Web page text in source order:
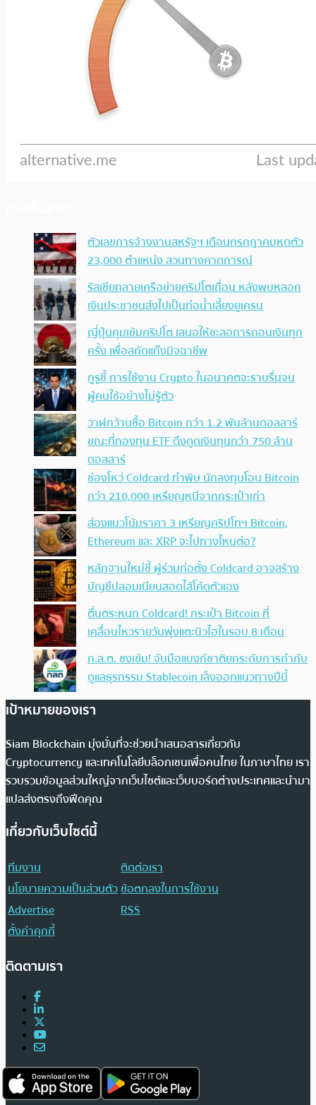
ตัวเลขการจ้างงานสหรัฐฯ เดือนกรกฎาคมหดตัว
23,000 ตำแหน่ง สวนทางคาดการณ์
รัสเซียทลายเครือข่ายคริปโตเถื่อน หลังพบหลอก
เงินประชาชนส่งไปเป็นท่อน้ำเลี้ยงยูเครน
ญี่ปุ่นคุมเข้มคริปโต เสนอให้ชะลอการถอนเงินทุก
ครั้ง เพื่อสกัดแก๊งมิจฉาชีพ
กูรูชี้ การใช้งาน Crypto ในอนาคตจะราบรื่นจน
ผู้คนใช้อย่างไม่รู้ตัว
วาฬกว้านซื้อ Bitcoin กว่า 1.2 พันล้านดอลลาร์
ขณะที่กองทุน ETF ดึงดูดเงินทุนกว่า 750 ล้าน
ดอลลาร์
ช่องโหว่ Coldcard ทำพิษ นักลงทุนโอน Bitcoin
กว่า 210,000 เหรียญหนีจากกระเป๋าเก่า
ส่องแนวโน้มราคา 3 เหรียญคริปโทฯ Bitcoin,
Ethereum และ XRP จะไปทางไหนต่อ?
หลักฐานใหม่ชี้ ผู้ร่วมก่อตั้ง Coldcard อาจสร้าง
บัญชีปลอมเนียนสอดไส้โค้ดตัวเอง
ตื่นตระหนก Coldcard! กระเป๋า Bitcoin ที่
เคลื่อนไหวรายวันพุ่งแตะนิวไฮในรอบ 8 เดือน
ก.ล.ต. ชงเข้ม! จับมือแบงก์ชาติยกระดับการกำกับ
ดูแลธุรกรรม Stablecoin เล็งออกแนวทางปีนี้
เป้าหมายของเรา
Siam Blockchain มุ่งมั่นที่จะช่วยนำเสนอสารเกี่ยวกับ
Cryptocurrency และเทคโนโลยีบล็อกเชนเพื่อคนไทย ในภาษาไทย เรา
รวบรวมข้อมูลส่วนใหญ่จากเว็บไซต์และเว็บบอร์ดต่างประเทศและนำมา
แปลส่งตรงถึงฟีดคุณ
เกี่ยวกับเว็บไซต์นี้
ทีมงาน
ติดต่อเรา
นโยบายความเป็นส่วนตัวข้อตกลงในการใช้งาน
Advertise
RSS
ตั้งค่าคุกกี้
ติดตามเรา